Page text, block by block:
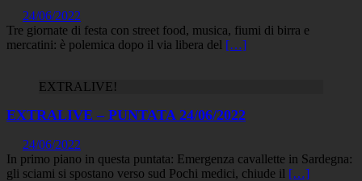
24/06/2022
Tre giornate di festa con street food, musica, fiumi di birra e
mercatini: è polemica dopo il via libera del […]
EXTRALIVE!
EXTRALIVE – PUNTATA 24/06/2022
24/06/2022
In primo piano in questa puntata: Emergenza cavallette in Sardegna:
gli sciami si spostano verso sud Pochi medici, chiude il […]